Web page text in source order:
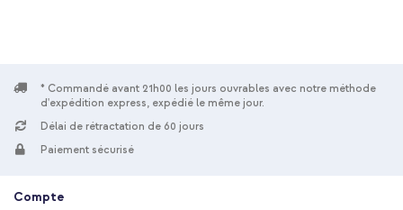
gratuite
* Commandé avant 21h00 les jours ouvrables avec notre méthode
d'expédition express, expédié le même jour.
Délai de rétractation de 60 jours
Paiement sécurisé
Compte